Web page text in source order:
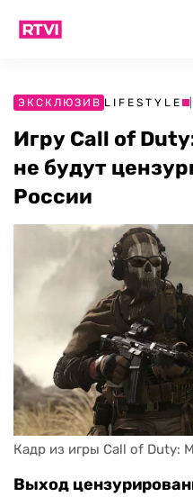
ЭКСКЛЮЗИВ LIFESTYLE
Игру Call of
не будут
России
Кадр из игры Call of Duty:
Выход